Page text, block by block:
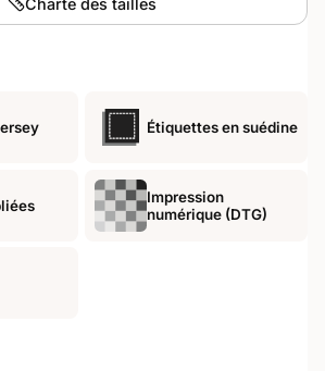
Étiquettes en suédine
Impression
numérique (DTG)